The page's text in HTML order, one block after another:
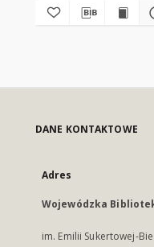
DANE KONTAKTOWE
Adres
Wojewódzka
im. Emilii Sukertowej-